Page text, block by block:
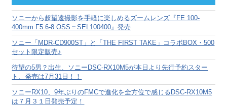
ブ
ソニーから超望遠撮影を手軽に楽しめるズームレンズ『FE 100-
400mm F5.6-8 OSS＝SEL100400』発売
ソニー「MDR-CD900ST」と「THE FIRST TAKE」コラボBOX・500
セット限定販売♪
待望の5男？出生、ソニーDSC-RX10M5が本日より先行予約スター
ト、発売は7月31日！！
ソニーRX10、9年ぶりのFMCで進化を全方位で感じるDSC-RX10M5
は７月３１日発売予定！